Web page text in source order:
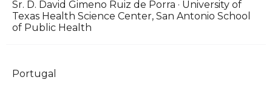
Sr. D. David Gimeno Ruiz de Porra · University of
Texas Health Science Center, San Antonio School
of Public Health
Portugal